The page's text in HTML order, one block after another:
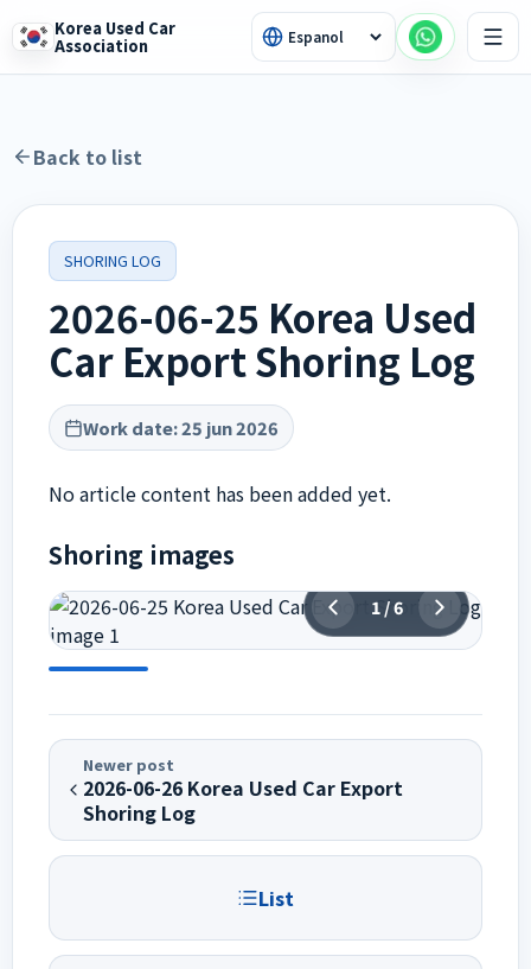
Korea Used Car
Association
Back to list
SHORING LOG
2026-06-25 Korea Used
Car Export Shoring Log
Work date:25 jun 2026
No article content has been added yet.
Shoring images
1/6
Newer post
2026-06-26 Korea Used Car Export
Shoring Log
List